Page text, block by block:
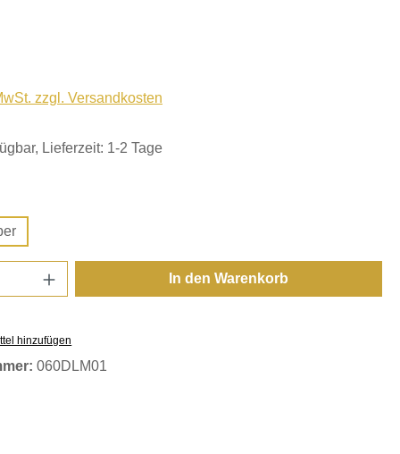
zzgl. Versandkosten
Lieferzeit: 1-2 Tage
Gib den gewünschten Wert ein
In den Warenkorb
hinzufügen
060DLM01